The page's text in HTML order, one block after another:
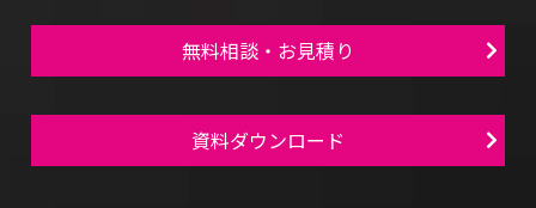
無料相談・お見積り
資料ダウンロード